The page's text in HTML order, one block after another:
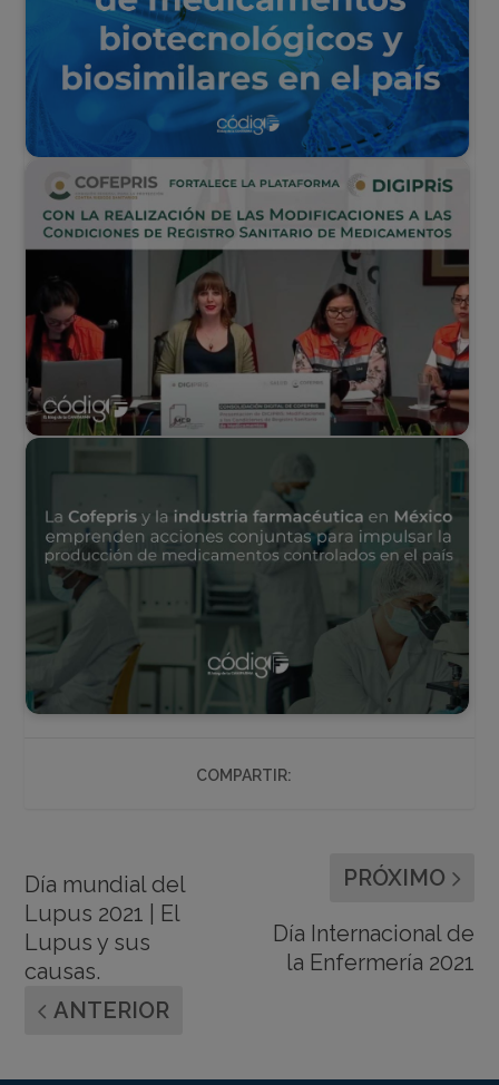
COMPARTIR:
Día mundial del
Lupus 2021 | El
Lupus y sus
causas.
ANTERIOR
PRÓXIMO
Día Internacional de
la Enfermería 2021